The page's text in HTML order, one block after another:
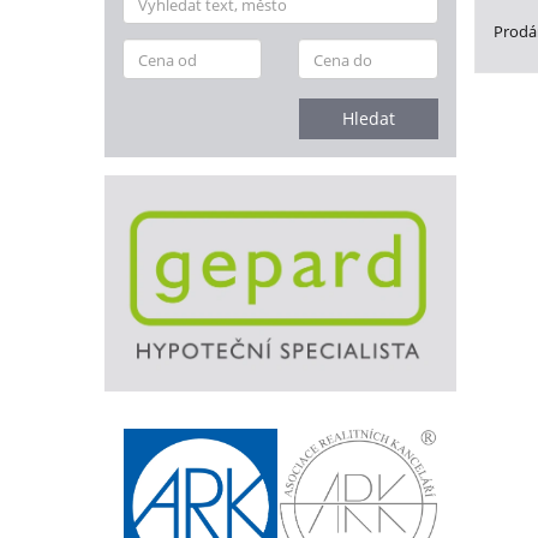
Hledat